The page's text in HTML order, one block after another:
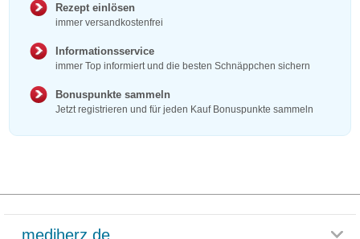
Rezept einlösen
immer versandkostenfrei
Informationsservice
immer Top informiert und die besten Schnäppchen sichern
Bonuspunkte sammeln
Jetzt registrieren und für jeden Kauf Bonuspunkte sammeln
mediherz.de